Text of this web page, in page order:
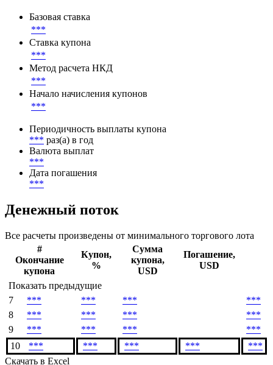
Базовая ставка
***
Ставка купона
***
Метод расчета НКД
***
Начало начисления купонов
***
Периодичность выплаты купона
*** раз(а) в год
Валюта выплат
***
Дата погашения
***
Денежный поток
Все расчеты произведены от минимального торгового лота
#
Окончание
купона
Купон,
%
Сумма
купона,
USD
Погашение,
USD
Показать предыдущие
7
*** *** ***
***
8
*** *** ***
***
9
*** *** ***
***
10
*** *** *** ***
***
Скачать в Excel